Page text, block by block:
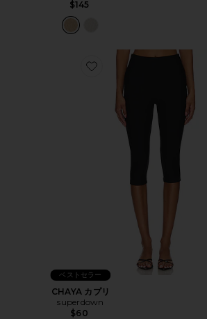
$145
Favorite CHAYA カプリ
ベストセラー
CHAYA カプリ
superdown
$60